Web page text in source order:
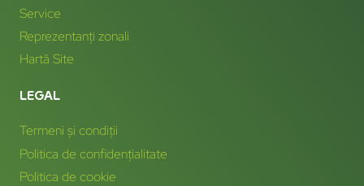
Service
Reprezentanți zonali
Hartă Site
LEGAL
Termeni și condiții
Politica de confidențialitate
Politica de cookie